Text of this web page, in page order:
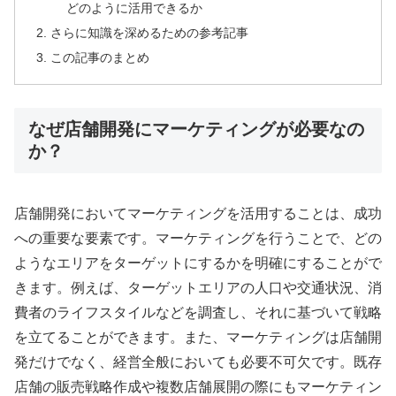
どのように活用できるか
さらに知識を深めるための参考記事
この記事のまとめ
なぜ店舗開発にマーケティングが必要なの
か？
店舗開発においてマーケティングを活用することは、成功
への重要な要素です。マーケティングを行うことで、どの
ようなエリアをターゲットにするかを明確にすることがで
きます。例えば、ターゲットエリアの人口や交通状況、消
費者のライフスタイルなどを調査し、それに基づいて戦略
を立てることができます。また、マーケティングは店舗開
発だけでなく、経営全般においても必要不可欠です。既存
店舗の販売戦略作成や複数店舗展開の際にもマーケティン